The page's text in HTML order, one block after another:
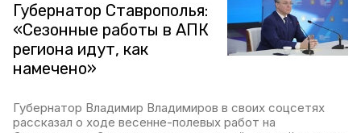
Губернатор Ставрополья:
«Сезонные работы в АПК
региона идут, как
намечено»
Губернатор Владимир Владимиров в своих соцсетях
рассказал о ходе весенне-полевых работ на